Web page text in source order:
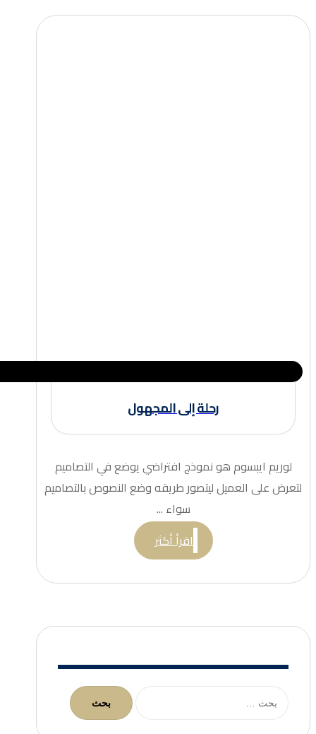
رحلة إلى المجهول
لوريم ايبسوم هو نموذج افتراضي يوضع في التصاميم
لتعرض على العميل ليتصور طريقه وضع النصوص بالتصاميم
سواء ...
اقرأ أكثر